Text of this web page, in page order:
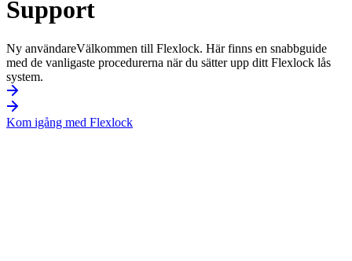
Support
Ny användareVälkommen till Flexlock. Här finns en snabbguide
med de vanligaste procedurerna när du sätter upp ditt Flexlock lås
system.
Kom igång med Flexlock